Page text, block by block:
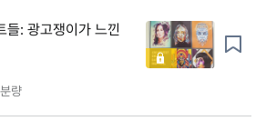
들: 광고쟁이가 느낀
분량